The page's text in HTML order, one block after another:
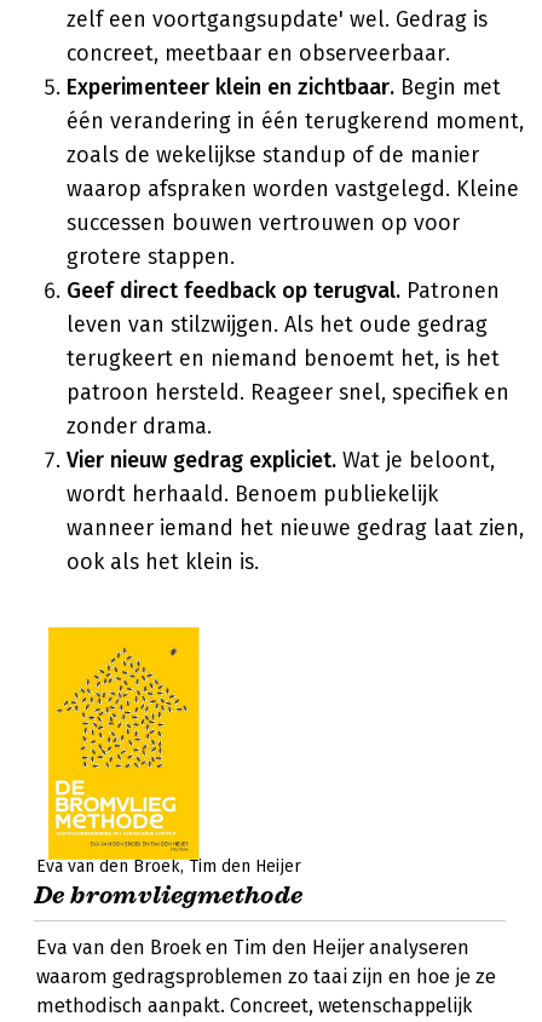
zelf een voortgangsupdate' wel. Gedrag is
concreet, meetbaar en observeerbaar.
Experimenteer klein en zichtbaar. Begin met
één verandering in één terugkerend moment,
zoals de wekelijkse standup of de manier
waarop afspraken worden vastgelegd. Kleine
successen bouwen vertrouwen op voor
grotere stappen.
Geef direct feedback op terugval. Patronen
leven van stilzwijgen. Als het oude gedrag
terugkeert en niemand benoemt het, is het
patroon hersteld. Reageer snel, specifiek en
zonder drama.
Vier nieuw gedrag expliciet. Wat je beloont,
wordt herhaald. Benoem publiekelijk
wanneer iemand het nieuwe gedrag laat zien,
ook als het klein is.
Eva van den Broek Tim den Heijer
De bromvliegmethode
Eva van den Broek en Tim den Heijer analyseren
waarom gedragsproblemen zo taai zijn en hoe je ze
methodisch aanpakt. Concreet, wetenschappelijk